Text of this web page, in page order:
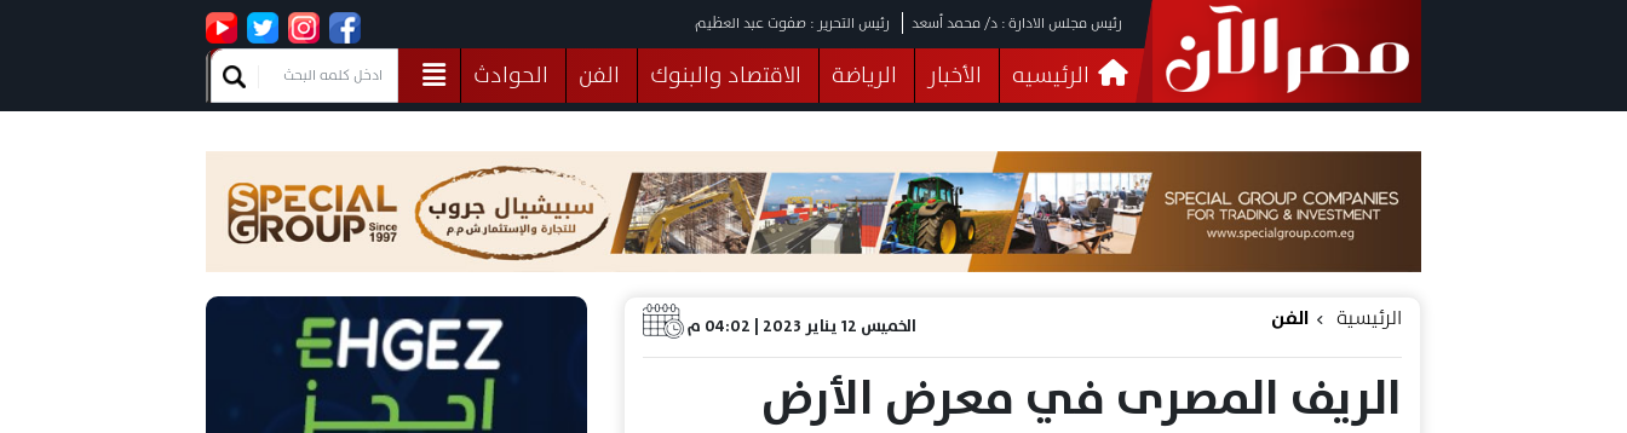
رئيس مجلس الادارة : د/ محمد أسعد رئيس التحرير : صفوت عبد العظيم
الرئيسيه الأخبار الرياضة الاقتصاد والبنوك الفن
الحوادث
فيديوهات
البرلمان صحة الثقافة خدمات منوعات
الخميس 12 يناير 2023 | 04:02 م الرئيسية الفن
الريف المصرى في معرض الأرض